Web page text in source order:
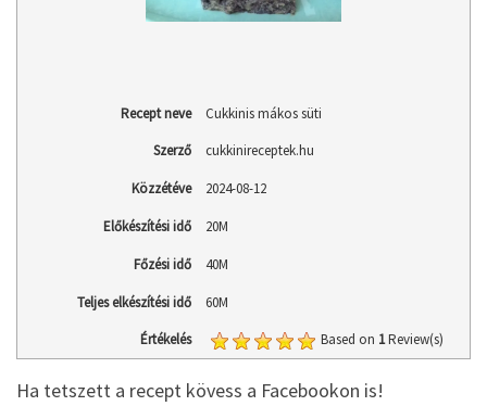
Recept neve Cukkinis mákos süti
Szerző cukkinireceptek.hu
Közzétéve 2024-08-12
Előkészítési idő 20M
Főzési idő 40M
Teljes elkészítési idő 60M
Értékelés Based on 1Review(s)
Ha tetszett a recept kövess a Facebookon is!